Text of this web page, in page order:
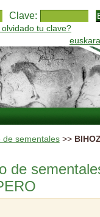
Clave:
olvidado tu clave?
euskara
de sementales>>
de